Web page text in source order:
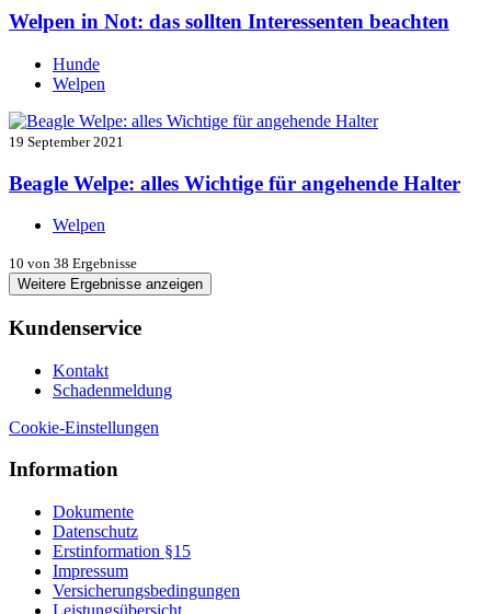
Welpen in Not: das sollten Interessenten beachten
Hunde
Welpen
19 September 2021
Beagle Welpe: alles Wichtige für angehende Halter
Welpen
10 von 38 Ergebnisse
Weitere Ergebnisse anzeigen
Kundenservice
Kontakt
Schadenmeldung
Cookie-Einstellungen
Information
Dokumente
Datenschutz
Erstinformation §15
Impressum
Versicherungsbedingungen